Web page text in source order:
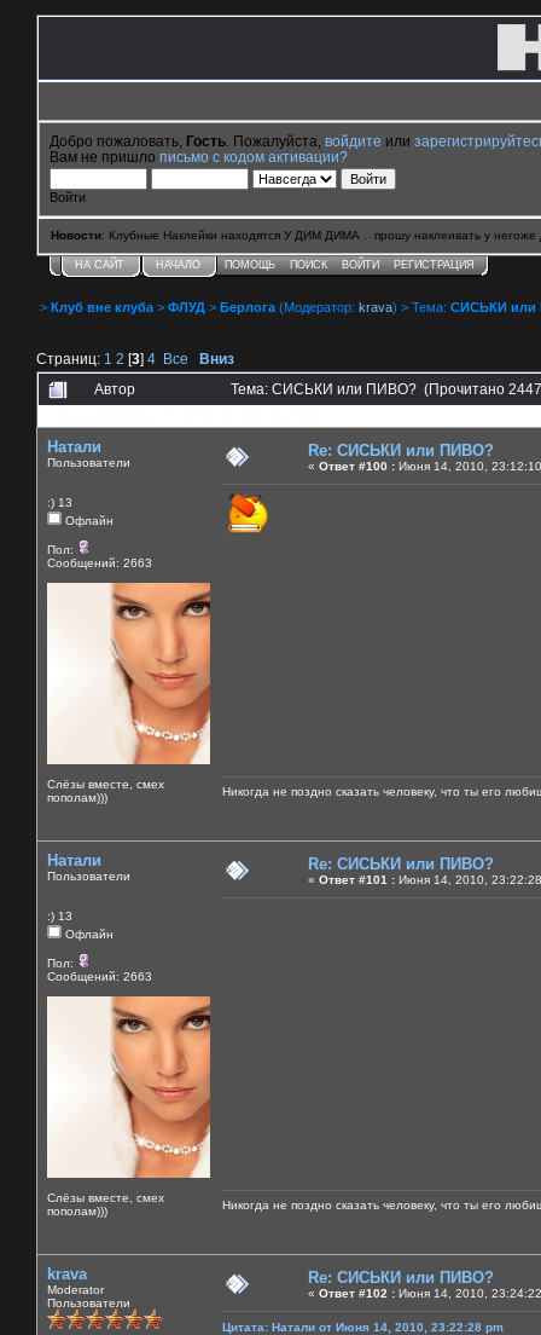
Добро пожаловать, Гость . Пожалуйста, войдите или
Вам не пришло письмо с кодом активации?
Войти
Новости: Клубные Наклейки находятся У ДИМ ДИМА . прошу наклеивать у негоже
НА САЙТ НАЧАЛО ПОМОЩЬ ПОИСК ВОЙТИ РЕГИСТРАЦИЯ
> Клуб вне клуба > ФЛУД > Берлога (Модератор: krava) > Тема: СИСЬКИ или
Страниц: 1 2 [3] 4 Все
Вниз
Автор
Тема: СИСЬКИ или ПИВО? (Прочитано
Натали
Пользователи
:) 13
Офлайн
Пол:
Сообщений: 2663
Слёзы вместе, смех
пополам)))
Re: СИСЬКИ или ПИВО?
« Ответ #100 : Июня 14, 2010,
Никогда не поздно сказать человеку, что ты его
Натали
Пользователи
:) 13
Офлайн
Пол:
Сообщений: 2663
Слёзы вместе, смех
пополам)))
Re: СИСЬКИ или ПИВО?
« Ответ #101 : Июня 14, 2010,
Никогда не поздно сказать человеку, что ты его
krava
Moderator
Пользователи
Re: СИСЬКИ или ПИВО?
« Ответ #102 : Июня 14, 2010,
Цитата: Натали от Июня 14, 2010, 23:22:28 pm